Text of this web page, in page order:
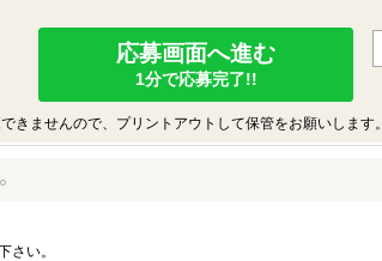
応募画面へ進む
1分で応募完了!!
きませんので、プリントアウトして保管をお願いします。
さい。